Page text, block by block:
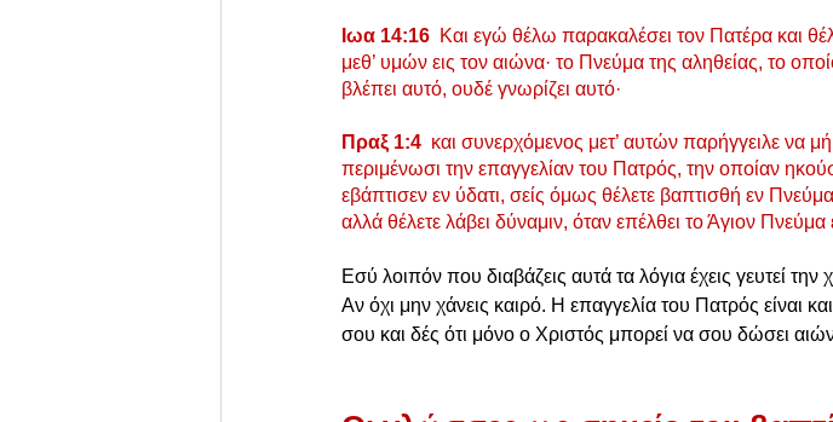
Ιωα 14:16 Και εγώ θέλω παρακαλέσει τον Πατέρα και
μεθ’ υμών εις τον αιώνα· το Πνεύμα της αληθείας, το
βλέπει αυτό, ουδέ γνωρίζει αυτό·
Πραξ 1:4 και συνερχόμενος μετ’ αυτών παρήγγειλε
περιμένωσι την επαγγελίαν του Πατρός, την οποίαν
εβάπτισεν εν ύδατι, σείς όμως θέλετε βαπτισθή εν
αλλά θέλετε λάβει δύναμιν, όταν επέλθει το Άγιον
Εσύ λοιπόν που διαβάζεις αυτά τα λόγια έχεις γευτεί
Αν όχι μην χάνεις καιρό. Η επαγγελία του Πατρός είναι
σου και δές ότι μόνο ο Χριστός μπορεί να σου δώσει